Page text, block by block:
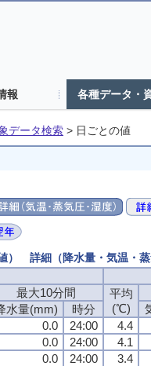
報 各種データ・
データ検索 > 日ごとの値
） 詳細（降水量・気温・蒸
最大10分間
平均
(℃)
水量(mm) 時分
0.0 24:00
4.4
0.0 24:00
4.1
0.0 24:00
3.4